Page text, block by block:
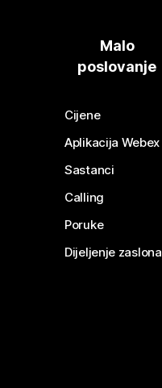
Malo
poslovanje
Cijene
Aplikacija Webex
Sastanci
Calling
Poruke
Dijeljenje zaslona